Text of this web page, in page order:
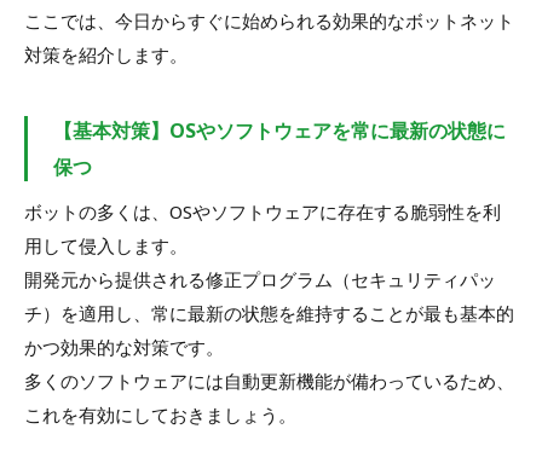
ここでは、今日からすぐに始められる効果的なボットネット
対策を紹介します。
【基本対策】OSやソフトウェアを常に最新の状態に
保つ
ボットの多くは、OSやソフトウェアに存在する脆弱性を利
用して侵入します。
開発元から提供される修正プログラム（セキュリティパッ
チ）を適用し、常に最新の状態を維持することが最も基本的
かつ効果的な対策です。
多くのソフトウェアには自動更新機能が備わっているため、
これを有効にしておきましょう。